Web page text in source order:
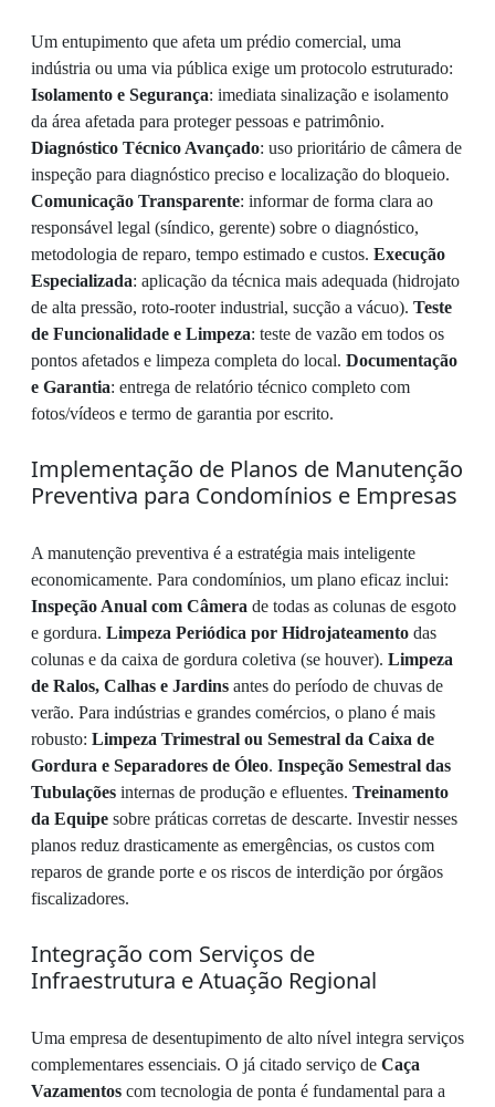
Um entupimento que afeta um prédio comercial, uma
indústria ou uma via pública exige um protocolo estruturado:
Isolamento e Segurança: imediata sinalização e isolamento
da área afetada para proteger pessoas e patrimônio.
Diagnóstico Técnico Avançado: uso prioritário de câmera de
inspeção para diagnóstico preciso e localização do bloqueio.
Comunicação Transparente: informar de forma clara ao
responsável legal (síndico, gerente) sobre o diagnóstico,
metodologia de reparo, tempo estimado e custos. Execução
Especializada: aplicação da técnica mais adequada (hidrojato
de alta pressão, roto-rooter industrial, sucção a vácuo). Teste
de Funcionalidade e Limpeza: teste de vazão em todos os
pontos afetados e limpeza completa do local. Documentação
e Garantia: entrega de relatório técnico completo com
fotos/vídeos e termo de garantia por escrito.
Implementação de Planos de Manutenção
Preventiva para Condomínios e Empresas
A manutenção preventiva é a estratégia mais inteligente
economicamente. Para condomínios, um plano eficaz inclui:
Inspeção Anual com Câmera de todas as colunas de esgoto
e gordura. Limpeza Periódica por Hidrojateamento das
colunas e da caixa de gordura coletiva (se houver). Limpeza
de Ralos, Calhas e Jardins antes do período de chuvas de
verão. Para indústrias e grandes comércios, o plano é mais
robusto: Limpeza Trimestral ou Semestral da Caixa de
Gordura e Separadores de Óleo. Inspeção Semestral das
Tubulações internas de produção e efluentes. Treinamento
da Equipe sobre práticas corretas de descarte. Investir nesses
planos reduz drasticamente as emergências, os custos com
reparos de grande porte e os riscos de interdição por órgãos
fiscalizadores.
Integração com Serviços de
Infraestrutura e Atuação Regional
Uma empresa de desentupimento de alto nível integra serviços
complementares essenciais. O já citado serviço de Caça
Vazamentos com tecnologia de ponta é fundamental para a